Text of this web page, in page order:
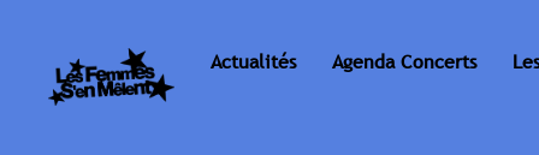
Actualités Agenda Concerts